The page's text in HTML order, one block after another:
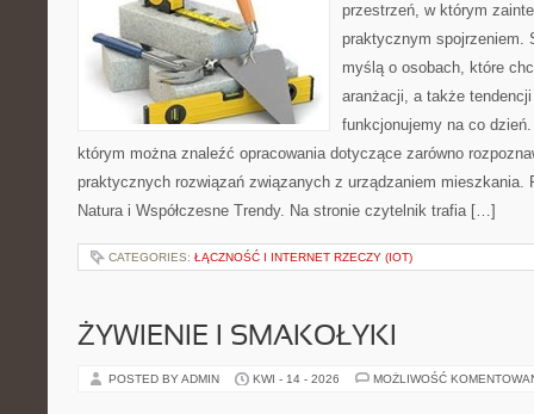
przestrzeń, w którym
praktycznym spojrzeniem.
myślą o osobach, które
aranżacji, a także
funkcjonujemy na co
którym można znaleźć opracowania dotyczące zarówno
praktycznych rozwiązań związanych z urządzaniem mieszkania.
Natura i Współczesne Trendy. Na stronie czytelnik trafia […]
CATEGORIES: ŁĄCZNOŚĆ I INTERNET RZECZY (IOT)
ŻYWIENIE I SMAKOŁYKI
POSTED BY ADMIN KWI - 14 - 2026 MOŻLIWOŚĆ